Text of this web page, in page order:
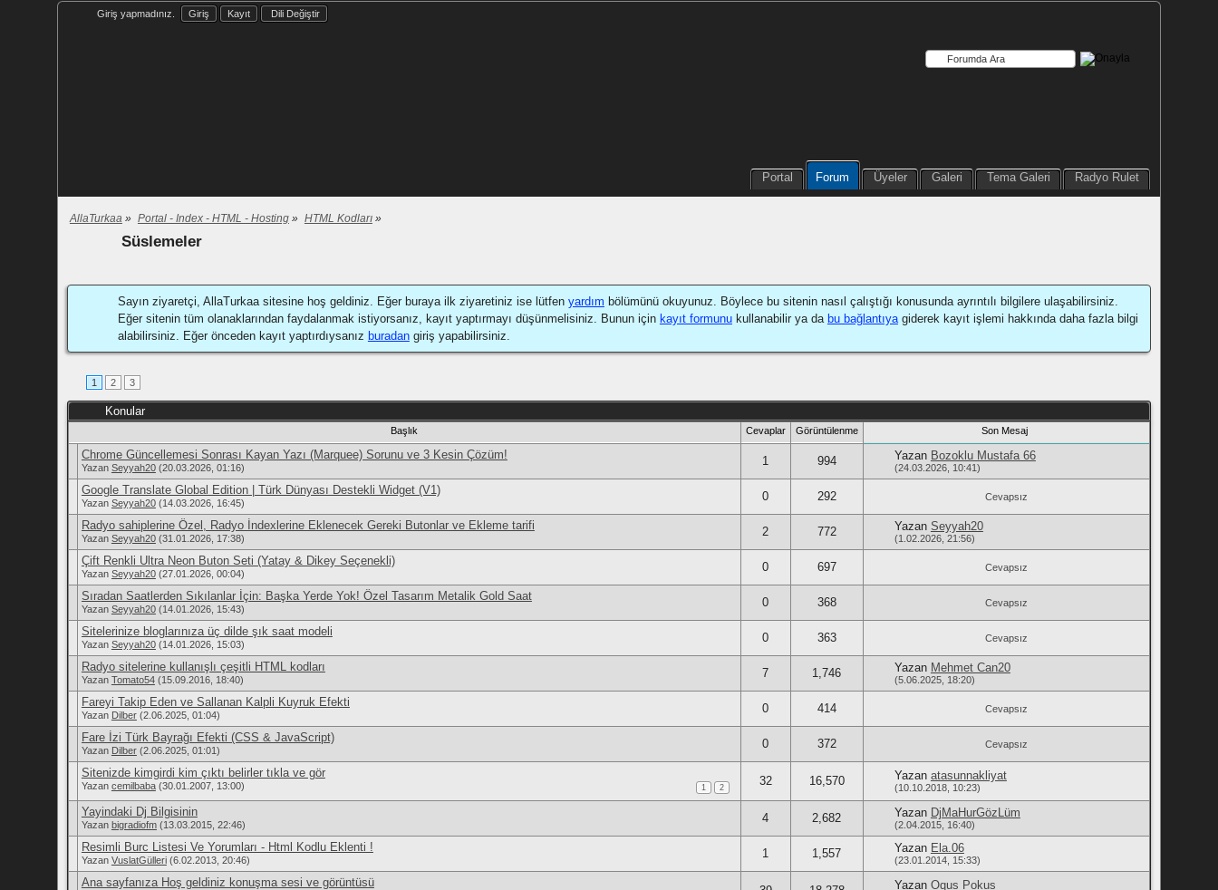
Giriş yapmadınız. Giriş Kayıt Dili Değiştir
Portal Forum Üyeler Galeri Tema Galeri Radyo Rulet
AllaTurkaa » Portal - Index - HTML - Hosting» HTML Kodları»
Süslemeler
Sayın ziyaretçi, AllaTurkaa sitesine hoş geldiniz. Eğer buraya ilk ziyaretiniz ise lütfen yardım bölümünü okuyunuz. Böylece bu sitenin nasıl çalıştığı konusunda ayrıntılı bilgilere ulaşabilirsiniz.
Eğer sitenin tüm olanaklarından faydalanmak istiyorsanız, kayıt yaptırmayı düşünmelisiniz. Bunun için kayıt formunukullanabilir ya da bu bağlantıyagiderek kayıt işlemi hakkında daha fazla bilgi
alabilirsiniz. Eğer önceden kayıt yaptırdıysanız buradangiriş yapabilirsiniz.
1 2 3
Konular
Başlık Cevaplar Görüntülenme Son Mesaj
Chrome Güncellemesi Sonrası Kayan Yazı (Marquee) Sorunu ve 3 Kesin Çözüm!
Yazan Seyyah20(20.03.2026, 01:16) 1 994 Yazan Bozoklu Mustafa 66
(24.03.2026, 10:41)
Google Translate Global Edition | Türk Dünyası Destekli Widget (V1)
Yazan Seyyah20(14.03.2026, 16:45) 0 292 Cevapsız
Radyo sahiplerine Özel, Radyo İndexlerine Eklenecek Gereki Butonlar ve Ekleme tarifi
Yazan Seyyah20(31.01.2026, 17:38) 2 772 Yazan Seyyah20
(1.02.2026, 21:56)
Çift Renkli Ultra Neon Buton Seti (Yatay & Dikey Seçenekli)
Yazan Seyyah20(27.01.2026, 00:04) 0 697 Cevapsız
Sıradan Saatlerden Sıkılanlar İçin: Başka Yerde Yok! Özel Tasarım Metalik Gold Saat
Yazan Seyyah20(14.01.2026, 15:43) 0 368 Cevapsız
Sitelerinize bloglarınıza üç dilde şık saat modeli
Yazan Seyyah20(14.01.2026, 15:03) 0 363 Cevapsız
Radyo sitelerine kullanışlı çeşitli HTML kodları
Yazan Tomato54(15.09.2016, 18:40) 7 1,746 Yazan Mehmet Can20
(5.06.2025, 18:20)
Fareyi Takip Eden ve Sallanan Kalpli Kuyruk Efekti
Yazan Dilber(2.06.2025, 01:04) 0 414 Cevapsız
Fare İzi Türk Bayrağı Efekti (CSS & JavaScript)
Yazan Dilber(2.06.2025, 01:01) 0 372 Cevapsız
Sitenizde kimgirdi kim çıktı belirler tıkla ve gör
1 2
Yazan cemilbaba(30.01.2007, 13:00) 32 16,570 Yazan atasunnakliyat
(10.10.2018, 10:23)
Yayindaki Dj Bilgisinin
Yazan bigradiofm(13.03.2015, 22:46) 4 2,682 Yazan DjMaHurGözLüm
(2.04.2015, 16:40)
Resimli Burc Listesi Ve Yorumları - Html Kodlu Eklenti !
Yazan VuslatGülleri(6.02.2013, 20:46) 1 1,557 Yazan Ela.06
(23.01.2014, 15:33)
Ana sayfanıza Hoş geldiniz konuşma sesi ve görüntüsü Yazan Oqus Pokus